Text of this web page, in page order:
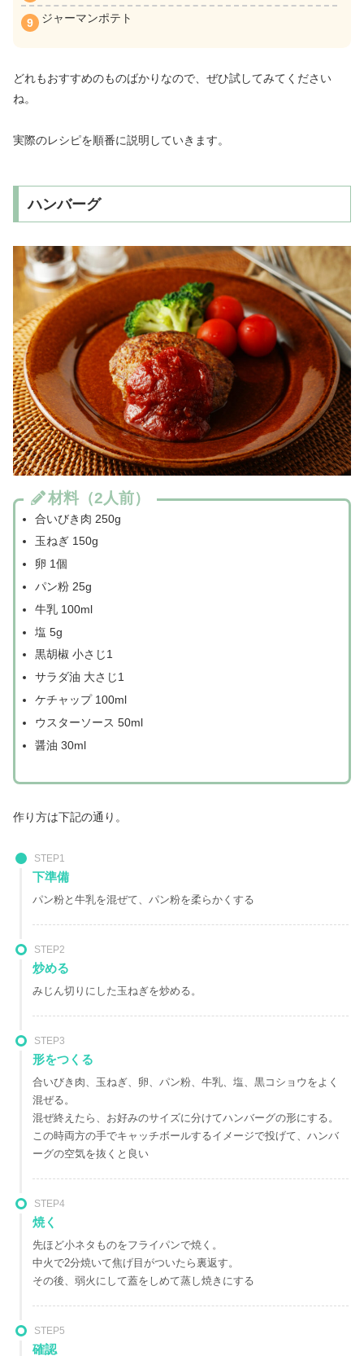
ジャーマンポテト
どれもおすすめのものばかりなので、ぜひ試してみてください
ね。
実際のレシピを順番に説明していきます。
ハンバーグ
材料（2人前）
合いびき肉 250g
玉ねぎ 150g
卵 1個
パン粉 25g
牛乳 100ml
塩 5g
黒胡椒 小さじ1
サラダ油 大さじ1
ケチャップ 100ml
ウスターソース 50ml
醤油 30ml
作り方は下記の通り。
STEP1
下準備
パン粉と牛乳を混ぜて、パン粉を柔らかくする
STEP2
炒める
みじん切りにした玉ねぎを炒める。
STEP3
形をつくる
合いびき肉、玉ねぎ、卵、パン粉、牛乳、塩、黒コショウをよく
混ぜる。
混ぜ終えたら、お好みのサイズに分けてハンバーグの形にする。
この時両方の手でキャッチボールするイメージで投げて、ハンバ
ーグの空気を抜くと良い
STEP4
焼く
先ほど小ネタものをフライパンで焼く。
中火で2分焼いて焦げ目がついたら裏返す。
その後、弱火にして蓋をしめて蒸し焼きにする
STEP5
確認